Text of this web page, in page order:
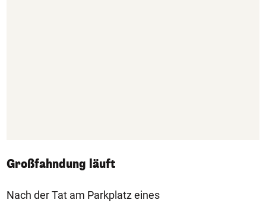
Großfahndung läuft
Nach der Tat am Parkplatz eines